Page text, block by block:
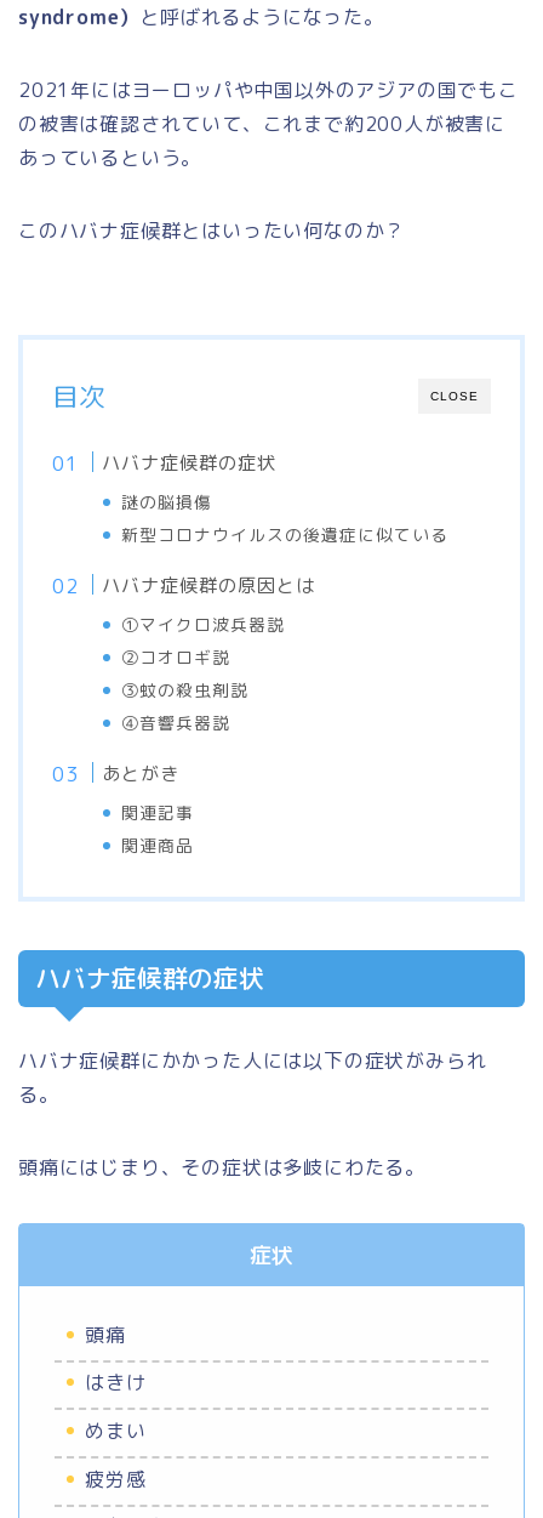
syndrome） と呼ばれるようになった。
2021年にはヨーロッパや中国以外のアジアの国でもこ
の被害は確認されていて、これまで約200人が被害に
あっているという。
このハバナ症候群とはいったい何なのか？
CLOSE
目次
ハバナ症候群の症状
謎の脳損傷
新型コロナウイルスの後遺症に似ている
ハバナ症候群の原因とは
①マイクロ波兵器説
②コオロギ説
③蚊の殺虫剤説
④音響兵器説
あとがき
関連記事
関連商品
ハバナ症候群の症状
ハバナ症候群にかかった人には以下の症状がみられ
る。
頭痛にはじまり、その症状は多岐にわたる。
症状
頭痛
はきけ
めまい
疲労感